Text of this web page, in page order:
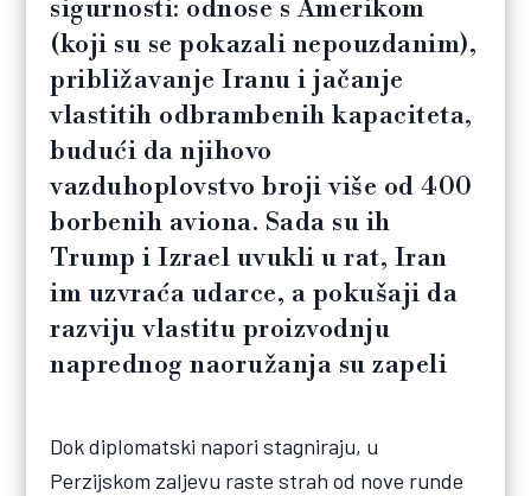
sigurnosti: odnose s Amerikom
(koji su se pokazali nepouzdanim),
približavanje Iranu i jačanje
vlastitih odbrambenih kapaciteta,
budući da njihovo
vazduhoplovstvo broji više od 400
borbenih aviona. Sada su ih
Trump i Izrael uvukli u rat, Iran
im uzvraća udarce, a pokušaji da
razviju vlastitu proizvodnju
naprednog naoružanja su zapeli
Dok diplomatski napori stagniraju, u
Perzijskom zaljevu raste strah od nove runde